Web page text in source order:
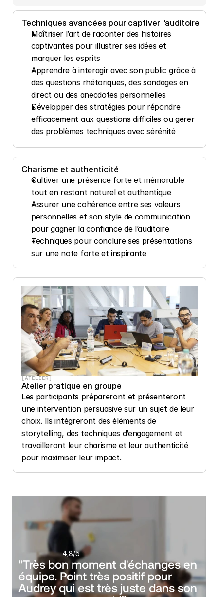
Techniques avancées pour captiver l’auditoire
Maîtriser l’art de raconter des histoires
captivantes pour illustrer ses idées et
marquer les esprits
Apprendre à interagir avec son public grâce à
des questions rhétoriques, des sondages en
direct ou des anecdotes personnelles
Développer des stratégies pour répondre
efficacement aux questions difficiles ou gérer
des problèmes techniques avec sérénité
Charisme et authenticité
Cultiver une présence forte et mémorable
tout en restant naturel et authentique
Assurer une cohérence entre ses valeurs
personnelles et son style de communication
pour gagner la confiance de l’auditoire
Techniques pour conclure ses présentations
sur une note forte et inspirante
[ATELIER]
Atelier pratique en groupe
Les participants prépareront et présenteront
une intervention persuasive sur un sujet de leur
choix. Ils intégreront des éléments de
storytelling, des techniques d’engagement et
travailleront leur charisme et leur authenticité
pour maximiser leur impact.
4,8/5
"Très bon moment d'échanges en
équipe. Point très positif pour
Audrey qui est très juste dans son